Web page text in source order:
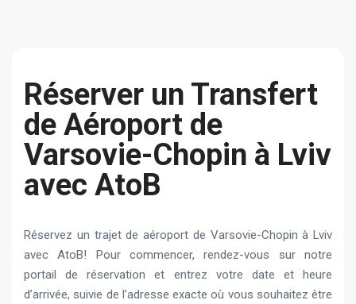
Réserver un Transfert
de Aéroport de
Varsovie-Chopin à Lviv
avec AtoB
Réservez un trajet de aéroport de Varsovie-Chopin à Lviv
avec AtoB! Pour commencer, rendez-vous sur notre
portail de réservation et entrez votre date et heure
d’arrivée, suivie de l’adresse exacte où vous souhaitez être